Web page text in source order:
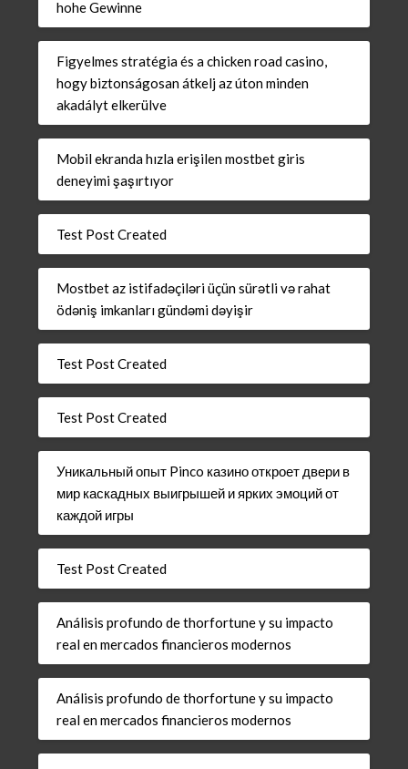
hohe Gewinne
Figyelmes stratégia és a chicken road casino,
hogy biztonságosan átkelj az úton minden
akadályt elkerülve
Mobil ekranda hızla erişilen mostbet giris
deneyimi şaşırtıyor
Test Post Created
Mostbet az istifadəçiləri üçün sürətli və rahat
ödəniş imkanları gündəmi dəyişir
Test Post Created
Test Post Created
Уникальный опыт Pinco казино откроет двери в
мир каскадных выигрышей и ярких эмоций от
каждой игры
Test Post Created
Análisis profundo de thorfortune y su impacto
real en mercados financieros modernos
Análisis profundo de thorfortune y su impacto
real en mercados financieros modernos